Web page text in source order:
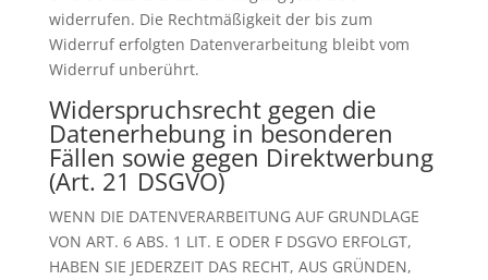
widerrufen. Die Rechtmäßigkeit der bis zum
Widerruf erfolgten Datenverarbeitung bleibt vom
Widerruf unberührt.
Widerspruchsrecht gegen die
Datenerhebung in besonderen
Fällen sowie gegen Direktwerbung
(Art. 21 DSGVO)
WENN DIE DATENVERARBEITUNG AUF GRUNDLAGE
VON ART. 6 ABS. 1 LIT. E ODER F DSGVO ERFOLGT,
HABEN SIE JEDERZEIT DAS RECHT, AUS GRÜNDEN,